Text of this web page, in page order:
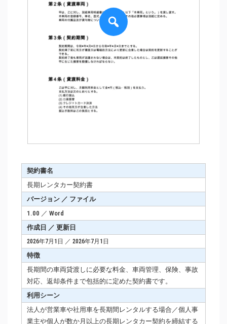
契約書名
長期レンタカー契約書
バージョン ／ ファイル
1.00 ／ Word
作成日 ／ 更新日
2026年7月1日 ／ 2026年7月1日
特徴
長期間の車両貸渡しに必要な料金、車両管理、保険、事故
対応、返却条件まで包括的に定めた契約書です。
利用シーン
法人が営業車や社用車を長期間レンタルする場合／個人事
業主や個人が数か月以上の長期レンタカー契約を締結する